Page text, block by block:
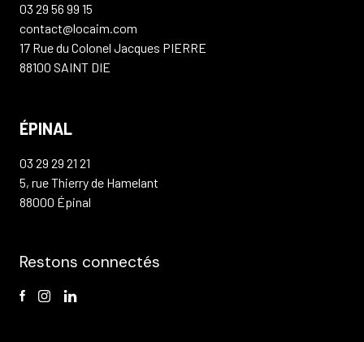
03 29 56 99 15
contact@locaim.com
17 Rue du Colonel Jacques PIERRE
88100 SAINT DIE
ÉPINAL
03 29 29 21 21
5, rue Thierry de Hamelant
88000 Épinal
Restons connectés